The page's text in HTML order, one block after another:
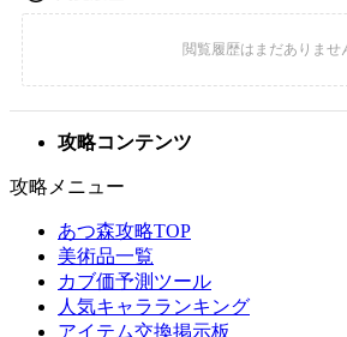
攻略コンテンツ
攻略メニュー
あつ森攻略TOP
美術品一覧
カブ価予測ツール
人気キャラランキング
アイテム交換掲示板